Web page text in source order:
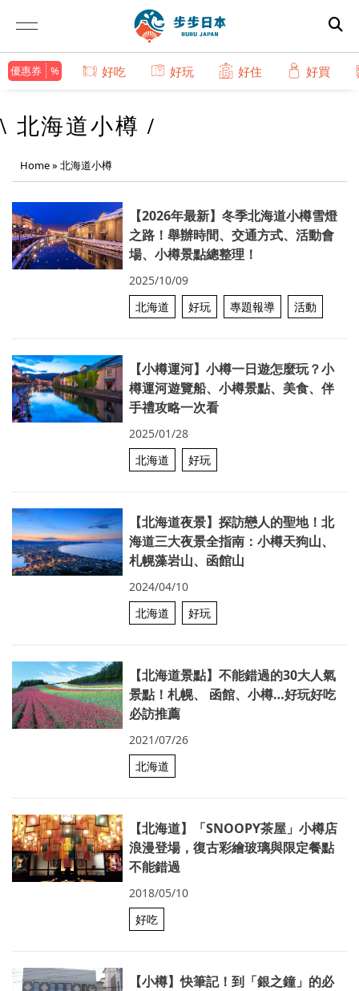
優惠券 好吃 好玩 好住 好買
\ 北海道小樽 /
Home» 北海道小樽
【2026年最新】冬季北海道小樽雪燈
之路！舉辦時間、交通方式、活動會
場、小樽景點總整理！
2025/10/09
北海道
好玩 專題報導 活動
【小樽運河】小樽一日遊怎麼玩？小
樽運河遊覽船、小樽景點、美食、伴
手禮攻略一次看
2025/01/28
北海道
好玩
【北海道夜景】探訪戀人的聖地！北
海道三大夜景全指南：小樽天狗山、
札幌藻岩山、函館山
2024/04/10
北海道
好玩
【北海道景點】不能錯過的30大人氣
景點！札幌、 函館、小樽…好玩好吃
必訪推薦
2021/07/26
北海道
【北海道】「SNOOPY茶屋」小樽店
浪漫登場，復古彩繪玻璃與限定餐點
不能錯過
2018/05/10
好吃
【小樽】快筆記！到「銀之鐘」的必